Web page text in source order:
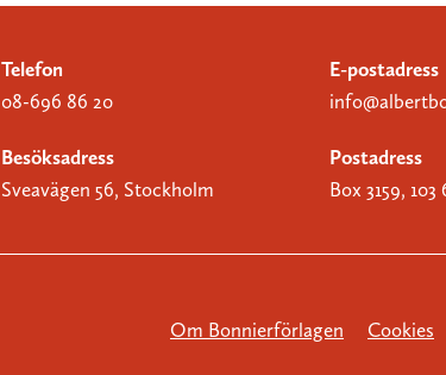
Telefon
08-696 86 20
E-postadress
Besöksadress
Sveavägen 56, Stockholm
Postadress
Box 3159,
Om Bonnierförlagen Cookies